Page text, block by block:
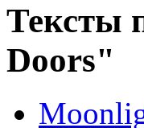
Тексты
Doors"